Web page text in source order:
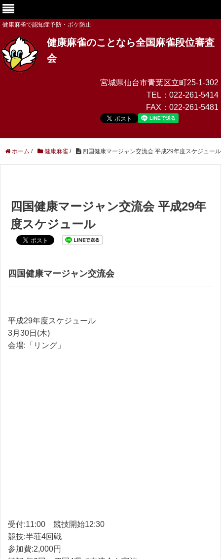
健康麻雀で認知症予防・ボケ防止
健康麻雀のことなら全国麻雀段位審査
会
宮城県仙台市青葉区立町25-1-302
TEL： 022-261-5414
FAX： 022-261-5481
ホーム / 健康麻雀 / 四国健康マージャン交流会 平成29年度スケジュール
四国健康マージャン交流会 平成29年
度スケジュール
四国健康マージャン交流会
平成29年度スケジュール
3月30日(木)
会場:「リング」
受付:11:00 競技開始12:30
競技:半荘4回戦
参加費:2,000円